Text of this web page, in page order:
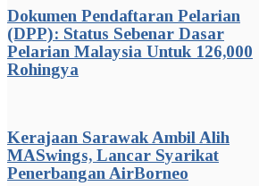
Dokumen Pendaftaran Pelarian
(DPP): Status Sebenar Dasar
Pelarian Malaysia Untuk 126,000
Rohingya
Kerajaan Sarawak Ambil Alih
MASwings, Lancar Syarikat
Penerbangan AirBorneo